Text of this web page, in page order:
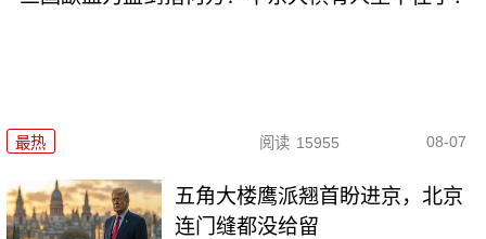
最热 阅读 15955 08-07
五角大楼鹰派翘首盼进京，北京
连门缝都没给留